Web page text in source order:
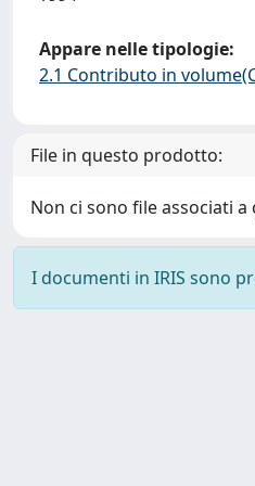
Appare nelle tipologie:
2.1 Contributo in
File in questo prodotto:
Non ci sono file associati
I documenti in IRIS sono